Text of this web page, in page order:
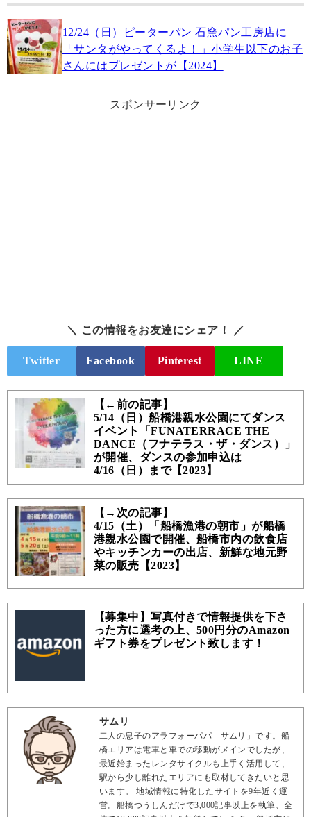
12/24（日）ピーターパン 石窯パン工房店に
「サンタがやってくるよ！」小学生以下のお子
さんにはプレゼントが【2024】
スポンサーリンク
＼ この情報をお友達にシェア！ ／
Twitter Facebook Pinterest LINE
【←前の記事】
5/14（日）船橋港親水公園にてダンス
イベント「FUNATERRACE THE
DANCE（フナテラス・ザ・ダンス）」
が開催、ダンスの参加申込は
4/16（日）まで【2023】
【→次の記事】
4/15（土）「船橋漁港の朝市」が船橋
港親水公園で開催、船橋市内の飲食店
やキッチンカーの出店、新鮮な地元野
菜の販売【2023】
【募集中】写真付きで情報提供を下さ
った方に選考の上、500円分のAmazon
ギフト券をプレゼント致します！
サムリ
二人の息子のアラフォーパパ「サムリ」です。船
橋エリアは電車と車での移動がメインでしたが、
最近始まったレンタサイクルも上手く活用して、
駅から少し離れたエリアにも取材してきたいと思
います。 地域情報に特化したサイトを9年近く運
営。船橋つうしんだけで3,000記事以上を執筆、全